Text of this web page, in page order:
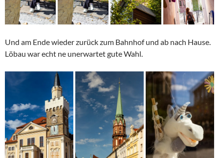
Und am Ende wieder zurück zum Bahnhof und ab nach Hause.
Löbau war echt ne unerwartet gute Wahl.